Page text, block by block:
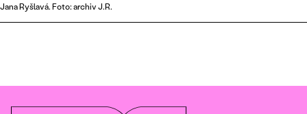
Jana Ryšlavá. Foto: archiv J.R.